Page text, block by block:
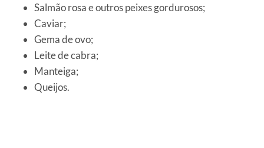
Salmão rosa e outros peixes gordurosos;
Caviar;
Gema de ovo;
Leite de cabra;
Manteiga;
Queijos.